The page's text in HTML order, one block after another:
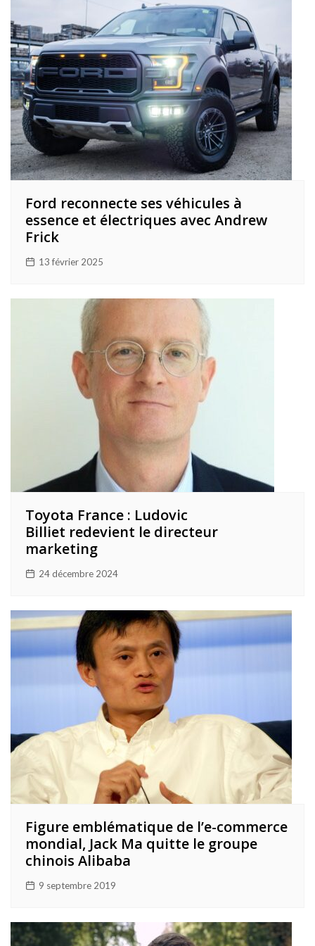
Ford reconnecte ses véhicules à
essence et électriques avec Andrew
Frick
13 février 2025
Toyota France : Ludovic
Billiet redevient le directeur
marketing
24 décembre 2024
Figure emblématique de l’e-commerce
mondial, Jack Ma quitte le groupe
chinois Alibaba
9 septembre 2019